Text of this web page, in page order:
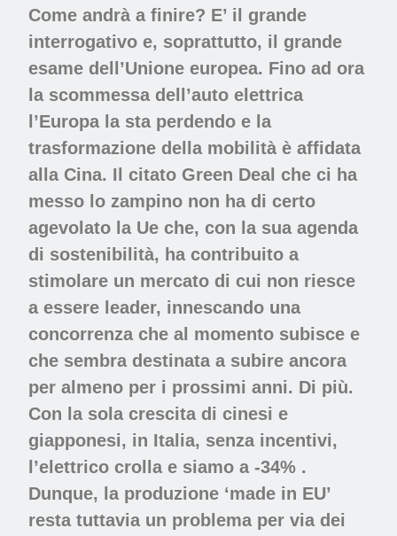
Come andrà a finire? E’ il grande
interrogativo e, soprattutto, il grande
esame dell’Unione europea. Fino ad ora
la scommessa dell’auto elettrica
l’Europa la sta perdendo e la
trasformazione della mobilità è affidata
alla Cina. Il citato Green Deal che ci ha
messo lo zampino non ha di certo
agevolato la Ue che, con la sua agenda
di sostenibilità, ha contribuito a
stimolare un mercato di cui non riesce
a essere leader, innescando una
concorrenza che al momento subisce e
che sembra destinata a subire ancora
per almeno per i prossimi anni. Di più.
Con la sola crescita di cinesi e
giapponesi, in Italia, senza incentivi,
l’elettrico crolla e siamo a -34% .
Dunque, la produzione ‘made in EU’
resta tuttavia un problema per via dei